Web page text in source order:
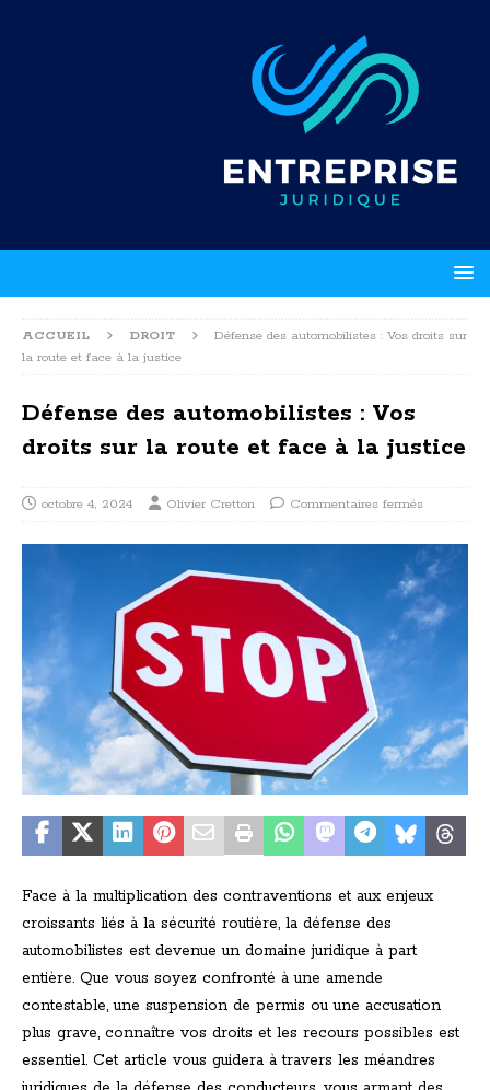
ACCUEIL DROIT
Défense des automobilistes : Vos droits sur
la route et face à la justice
Défense des automobilistes : Vos
droits sur la route et face à la justice
octobre 4, 2024 Olivier Cretton Commentaires fermés
Face à la multiplication des contraventions et aux enjeux
croissants liés à la sécurité routière, la défense des
automobilistes est devenue un domaine juridique à part
entière. Que vous soyez confronté à une amende
contestable, une suspension de permis ou une accusation
plus grave, connaître vos droits et les recours possibles est
essentiel. Cet article vous guidera à travers les méandres